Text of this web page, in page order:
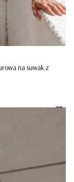
na suwak z